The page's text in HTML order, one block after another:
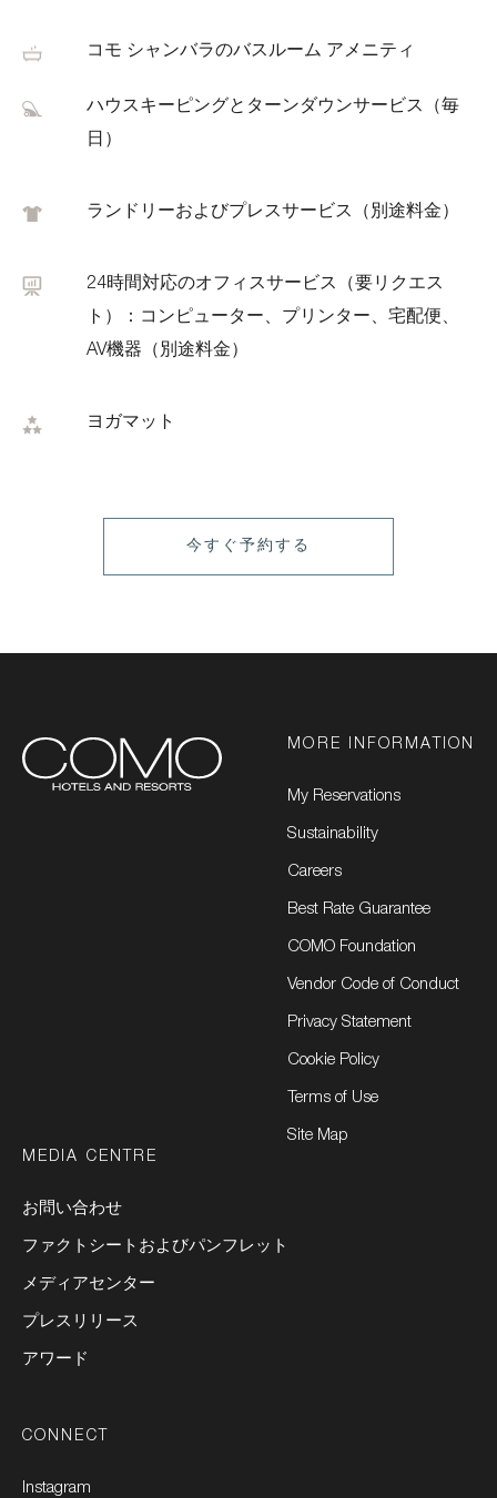
コモ シャンバラのバスルーム アメニティ
ハウスキーピングとターンダウンサービス（毎
日）
ランドリーおよびプレスサービス（別途料金）
24時間対応のオフィスサービス（要リクエス
ト）：コンピューター、プリンター、宅配便、
AV機器（別途料金）
ヨガマット
LEARN
MORE
今すぐ予約する
MORE INFORMATION
My Reservations
Sustainability
Careers
Best Rate Guarantee
COMO Foundation
Vendor Code of Conduct
Privacy Statement
Cookie Policy
Terms of Use
Site Map
MEDIA CENTRE
お問い合わせ
ファクトシートおよびパンフレット
メディアセンター
プレスリリース
アワード
CONNECT
Instagram